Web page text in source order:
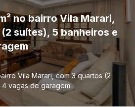
no bairro Vila Marari,
suítes), 5 banheiros e
Vila Marari, com 3 quartos (2
vagas de garagem